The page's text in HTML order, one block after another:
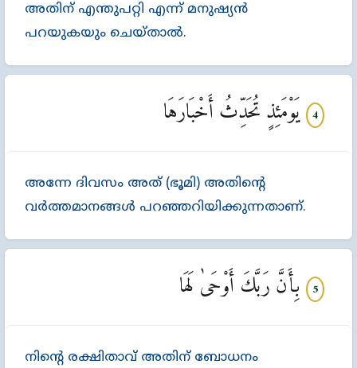
അതിന്‌ എന്തുപറ്റി എന്ന്‌ മനുഷ്യന്‍
പറയുകയും ചെയ്താല്‍.
അന്നേ ദിവസം അത്‌ (ഭൂമി) അതിന്‍റെ
വര്‍ത്തമാനങ്ങള്‍ പറഞ്ഞറിയിക്കുന്നതാണ്‌.
4 يَوْمَئِذٍ تُحَدِّثُ أَخْبَارَهَا
നിന്‍റെ രക്ഷിതാവ്‌ അതിന്‌ ബോധനം
5 بِأَنَّ رَبَّكَ أَوْحَىٰ لَهَا